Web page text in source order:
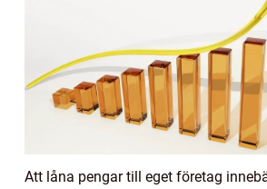
Att låna pengar till eget företag